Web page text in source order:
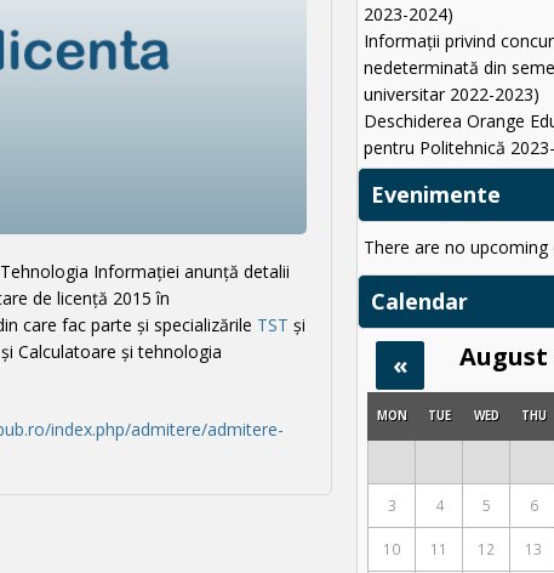
Informației anunță detalii
de licenţă 2015 în
care fac parte și specializările TST și
Calculatoare şi tehnologia
index.php/admitere/admitere-
2023-2024)
Informații privind
nedeterminată din
universitar 2022-2023)
Deschiderea Orange
pentru Politehnică
Evenimente
There are no upcoming
Calendar
« August
MON TUE WED THU
3 4 5 6
10 11 12 13